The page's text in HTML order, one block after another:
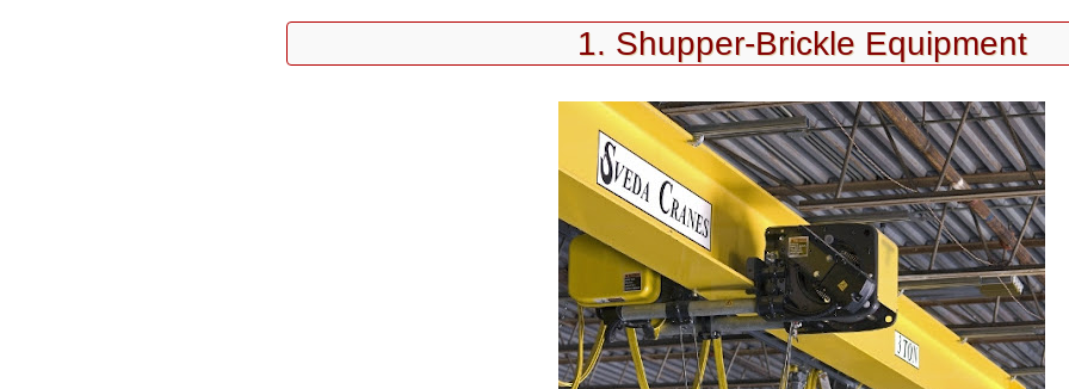
1. Shupper-Brickle Equipment